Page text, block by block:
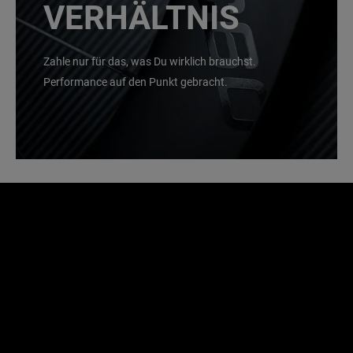
VERHÄLTNIS
Zahle nur für das, was Du wirklich brauchst.
Performance auf den Punkt gebracht.